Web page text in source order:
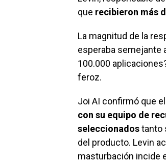
que recibieron más
La magnitud de la
esperaba semejante
100.000
feroz.
Joi AI confirmó que
con su equipo de
seleccionadostanto
del producto. Levin
masturbación incide